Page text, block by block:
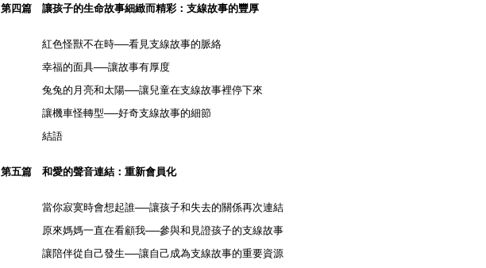
第四篇 讓孩子的生命故事細緻而精彩：支線故事的豐厚
紅色怪獸不在時──看見支線故事的脈絡
幸福的面具──讓故事有厚度
兔兔的月亮和太陽──讓兒童在支線故事裡停下來
讓機車怪轉型──好奇支線故事的細節
結語
第五篇 和愛的聲音連結：重新會員化
當你寂寞時會想起誰──讓孩子和失去的關係再次連結
原來媽媽一直在看顧我──參與和見證孩子的支線故事
讓陪伴從自己發生──讓自己成為支線故事的重要資源